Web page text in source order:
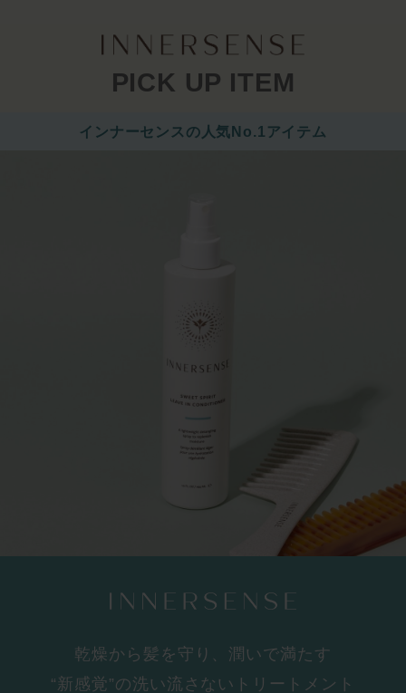
PICK UP ITEM
インナーセンスの人気No.1アイテム
乾燥から髪を守り、潤いで満たす
“新感覚”の洗い流さないトリートメント